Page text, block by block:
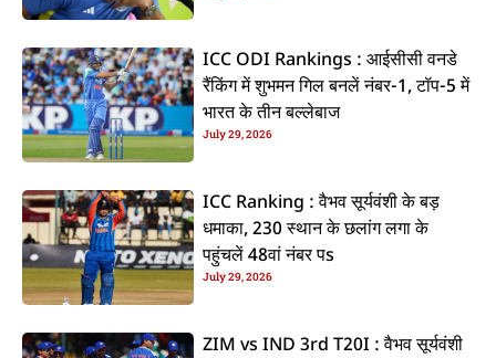
ICC ODI Rankings : आईसीसी वनडे
रैंकिंग में शुभमन गिल बनलें नंबर-1, टॉप-5 में
भारत के तीन बल्लेबाज
July 29, 2026
ICC Ranking : वैभव सूर्यवंशी के बड़
धमाका, 230 स्थान के छलांग लगा के
पहुंचलें 48वां नंबर पs
July 29, 2026
ZIM vs IND 3rd T20I : वैभव सूर्यवंशी